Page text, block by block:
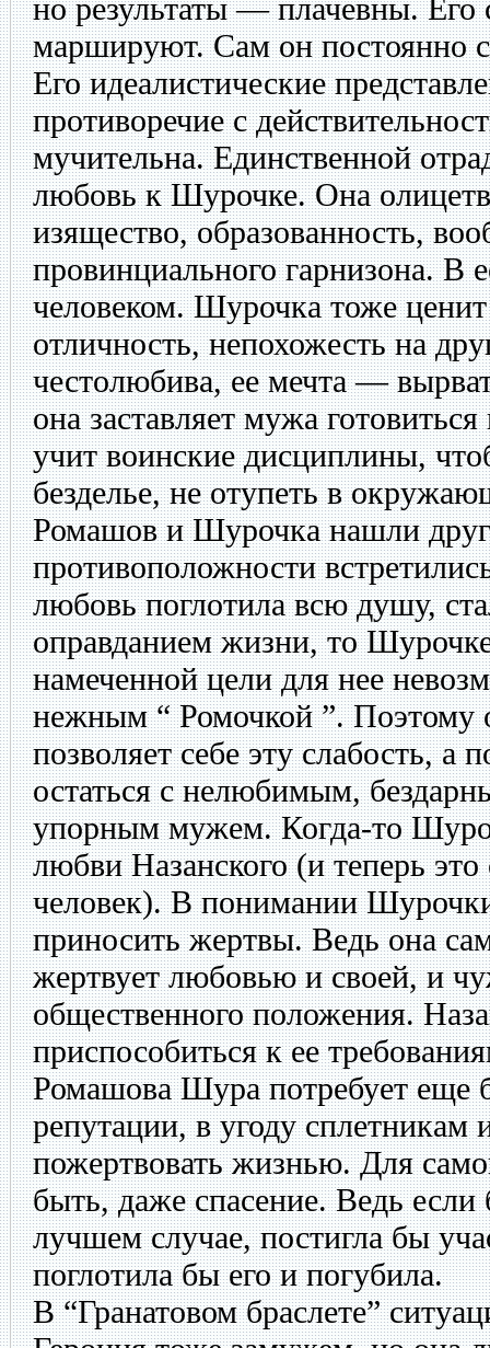
но результаты — плачевны. Его
маршируют. Сам он постоянно
Его идеалистические
противоречие с
мучительна. Единственной
любовь к Шурочке. Она
изящество, образованность,
провинциального гарнизона. В
человеком. Шурочка тоже
отличность, непохожесть на
честолюбива, ее мечта —
она заставляет мужа
учит воинские дисциплины,
безделье, не отупеть в
Ромашов и Шурочка нашли
противоположности
любовь поглотила всю душу,
оправданием жизни, то
намеченной цели для нее
нежным “ Ромочкой ”. Поэтому
позволяет себе эту слабость, а
остаться с нелюбимым,
упорным мужем. Когда-то
любви Назанского (и теперь
человек). В понимании
приносить жертвы. Ведь она
жертвует любовью и своей, и
общественного положения.
приспособиться к ее
Ромашова Шура потребует еще
репутации, в угоду
пожертвовать жизнью. Для
быть, даже спасение. Ведь
лучшем случае, постигла бы
поглотила бы его и погубила.
В “Гранатовом браслете”